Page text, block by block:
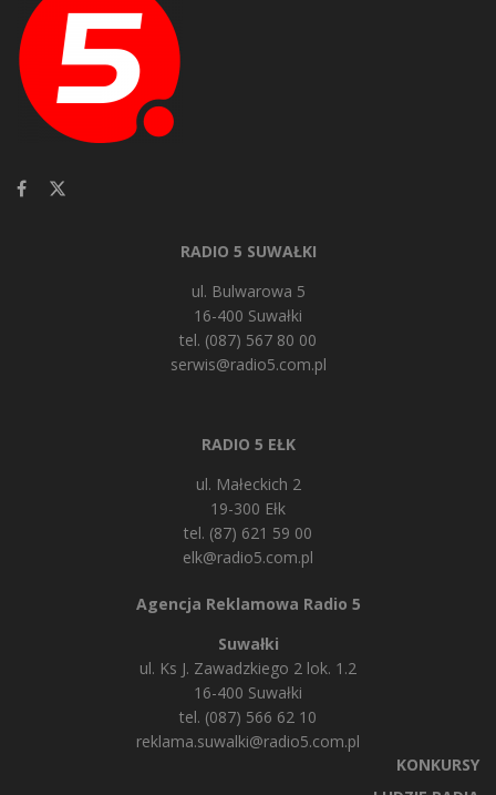
RADIO 5 SUWAŁKI
ul. Bulwarowa 5
16-400 Suwałki
tel. (087) 567 80 00
serwis@radio5.com.pl
RADIO 5 EŁK
ul. Małeckich 2
19-300 Ełk
tel. (87) 621 59 00
elk@radio5.com.pl
Agencja Reklamowa Radio 5
Suwałki
ul. Ks J. Zawadzkiego 2 lok. 1.2
16-400 Suwałki
tel. (087) 566 62 10
reklama.suwalki@radio5.com.pl
KONKURSY